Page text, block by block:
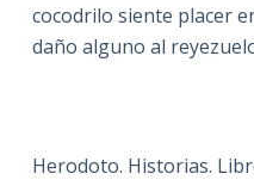
cocodrilo siente placer
daño alguno al
Herodoto. Historias.